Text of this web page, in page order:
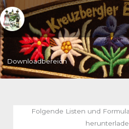
Zum
Inhalt
springen
Downloadbereich
Folgende Listen und